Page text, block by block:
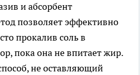
и абсорбент
позволяет эффективно
прокалив соль в
пока она не впитает жир.
не оставляющий